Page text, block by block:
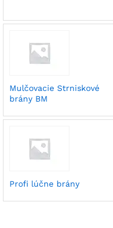
Mulčovacie Strniskové
brány BM
Profi lúčne brány